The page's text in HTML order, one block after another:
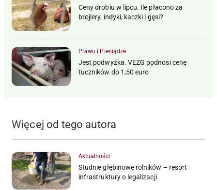
Ceny drobiu w lipcu. Ile płacono za
brojlery, indyki, kaczki i gęsi?
Prawo i Pieniądze
Jest podwyżka. VEZG podnosi cenę
tuczników do 1,50 euro
Więcej od tego autora
Aktualności
Studnie głębinowe rolników – resort
infrastruktury o legalizacji